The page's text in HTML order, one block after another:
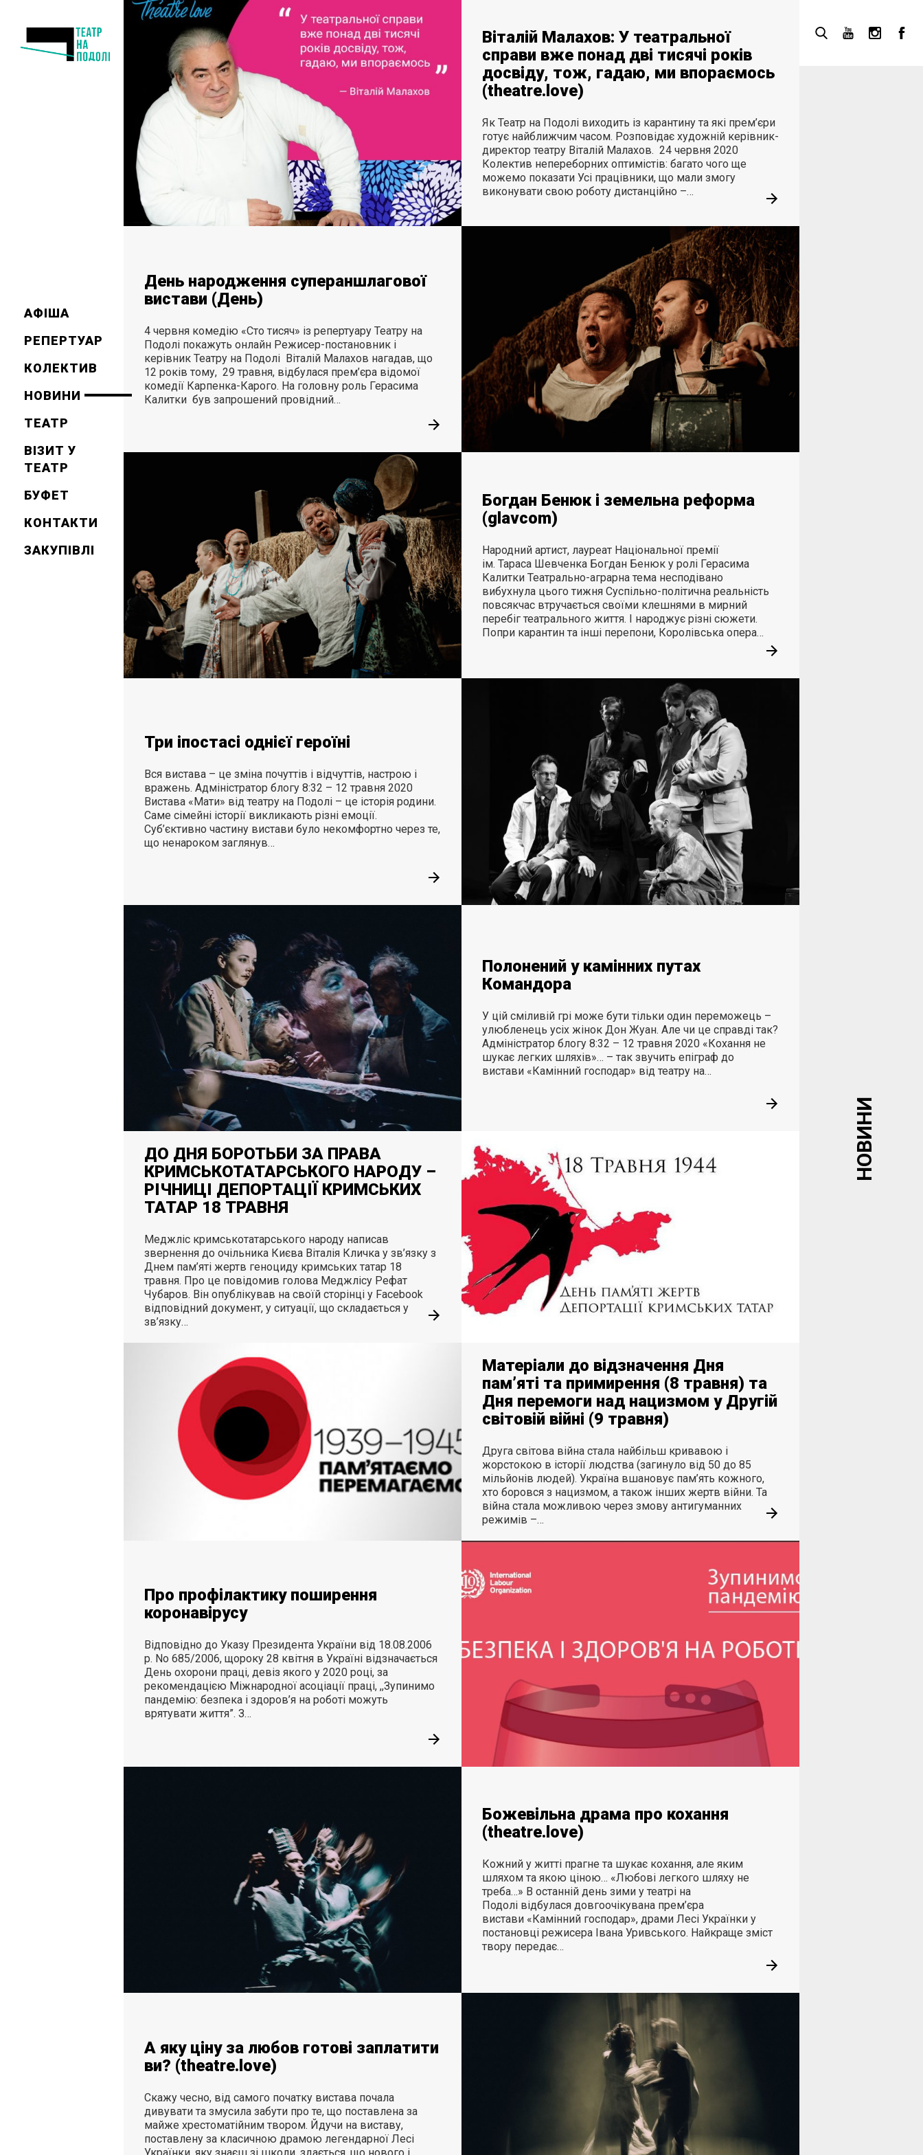
АФІША
РЕПЕРТУАР
КОЛЕКТИВ
НОВИНИ
ТЕАТР
ВІЗИТ У
ТЕАТР
БУФЕТ
КОНТАКТИ
ЗАКУПІВЛІ
НОВИНИ
Віталій Малахов: У театральної
справи вже понад дві тисячі років
досвіду, тож, гадаю, ми впораємось
(theatre.love)
Як Театр на Подолі виходить із карантину та які прем’єри
готує найближчим часом. Розповідає художній керівник-
директор театру Віталій Малахов. 24 червня 2020
Колектив непереборних оптимістів: багато чого ще
можемо показати Усі працівники, що мали змогу
виконувати свою роботу дистанційно –…
День народження супераншлагової
вистави (День)
4 червня комедію «Сто тисяч» із репертуару Театру на
Подолі покажуть онлайн Режисер-постановник і
керівник Театру на Подолі Віталій Малахов нагадав, що
12 років тому, 29 травня, відбулася прем’єра відомої
комедії Карпенка-Карого. На головну роль Герасима
Калитки був запрошений провідний…
Богдан Бенюк і земельна реформа
(glavcom)
Народний артист, лауреат Національної премії
ім. Тараса Шевченка Богдан Бенюк у ролі Герасима
Калитки Театрально-аграрна тема несподівано
вибухнула цього тижня Суспільно-політична реальність
повсякчас втручається своїми клешнями в мирний
перебіг театрального життя. І народжує різні сюжети.
Попри карантин та інші перепони, Королівська опера…
Три іпостасі однієї героїні
Вся вистава – це зміна почуттів і відчуттів, настрою і
вражень. Адміністратор блогу 8:32 – 12 травня 2020
Вистава «Мати» від театру на Подолі – це історія родини.
Саме сімейні історії викликають різні емоції.
Суб’єктивно частину вистави було некомфортно через те,
що ненароком заглянув…
Полонений у камінних путах
Командора
У цій сміливій грі може бути тільки один переможець –
улюбленець усіх жінок Дон Жуан. Але чи це справді так?
Адміністратор блогу 8:32 – 12 травня 2020 «Кохання не
шукає легких шляхів»… – так звучить епіграф до
вистави «Камінний господар» від театру на…
ДО ДНЯ БОРОТЬБИ ЗА ПРАВА
КРИМСЬКОТАТАРСЬКОГО НАРОДУ –
РІЧНИЦІ ДЕПОРТАЦІЇ КРИМСЬКИХ
ТАТАР 18 ТРАВНЯ
Меджліс кримськотатарського народу написав
звернення до очільника Києва Віталія Кличка у зв’язку з
Днем пам’яті жертв геноциду кримських татар 18
травня. Про це повідомив голова Меджлісу Рефат
Чубаров. Він опублікував на своїй сторінці у Facebook
відповідний документ, у ситуації, що складається у
зв’язку…
Матеріали до відзначення Дня
пам’яті та примирення (8 травня) та
Дня перемоги над нацизмом у Другій
світовій війні (9 травня)
Друга світова війна стала найбільш кривавою і
жорстокою в історії людства (загинуло від 50 до 85
мільйонів людей). Україна вшановує пам’ять кожного,
хто боровся з нацизмом, а також інших жертв війни. Та
війна стала можливою через змову антигуманних
режимів –…
Про профілактику поширення
коронавірусу
Відповідно до Указу Президента України від 18.08.2006
р. No 685/2006, щороку 28 квітня в Україні відзначається
День охорони праці, девіз якого у 2020 році, за
рекомендацією Міжнародної асоціації праці, ,,Зупинимо
пандемію: безпека і здоров’я на роботі можуть
врятувати життя”. З…
Божевільна драма про кохання
(theatre.love)
Кожний у житті прагне та шукає кохання, але яким
шляхом та якою ціною… «Любові легкого шляху не
треба…» В останній день зими у театрі на
Подолі відбулася довгоочікувана прем’єра
вистави «Камінний господар», драми Лесі Українки у
постановці режисера Івана Уривського. Найкраще зміст
твору передає…
А яку ціну за любов готові заплатити
ви? (theatre.love)
Скажу чесно, від самого початку вистава почала
дивувати та змусила забути про те, що поставлена за
майже хрестоматійним твором. Йдучи на виставу,
поставлену за класичною драмою легендарної Лесі
Українки, яку знаєш зі школи, здається, що нового і